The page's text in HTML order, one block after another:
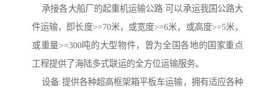
承接各大船厂的起重机运输公路:可以承运我国公路大
件运输，即长度>=70米，或宽度>=6米，或高度>=5米，
或重量>=300吨的大型物件，曾为全国各地的国家重点
工程提供了海陆多式联运的全方位运输服务。
设备:提供各种超高框架箱平板车运输，拥有适应各种